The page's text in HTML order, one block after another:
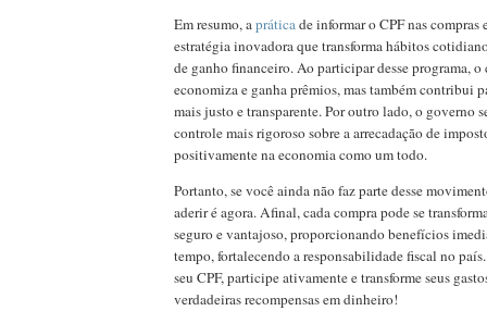
Em resumo, apráticade informar o CPF nas compras
estratégia inovadora que transforma hábitos
de ganho financeiro. Ao participar desse programa,
economiza e ganha prêmios, mas também contribui
mais justo e transparente. Por outro lado, o governo
controle mais rigoroso sobre a arrecadação de
positivamente na economia como um todo.
Portanto, se você ainda não faz parte desse
aderir é agora. Afinal, cada compra pode se
seguro e vantajoso, proporcionando benefícios
tempo, fortalecendo a responsabilidade fiscal no
seu CPF, participe ativamente e transforme seus
verdadeiras recompensas em dinheiro!